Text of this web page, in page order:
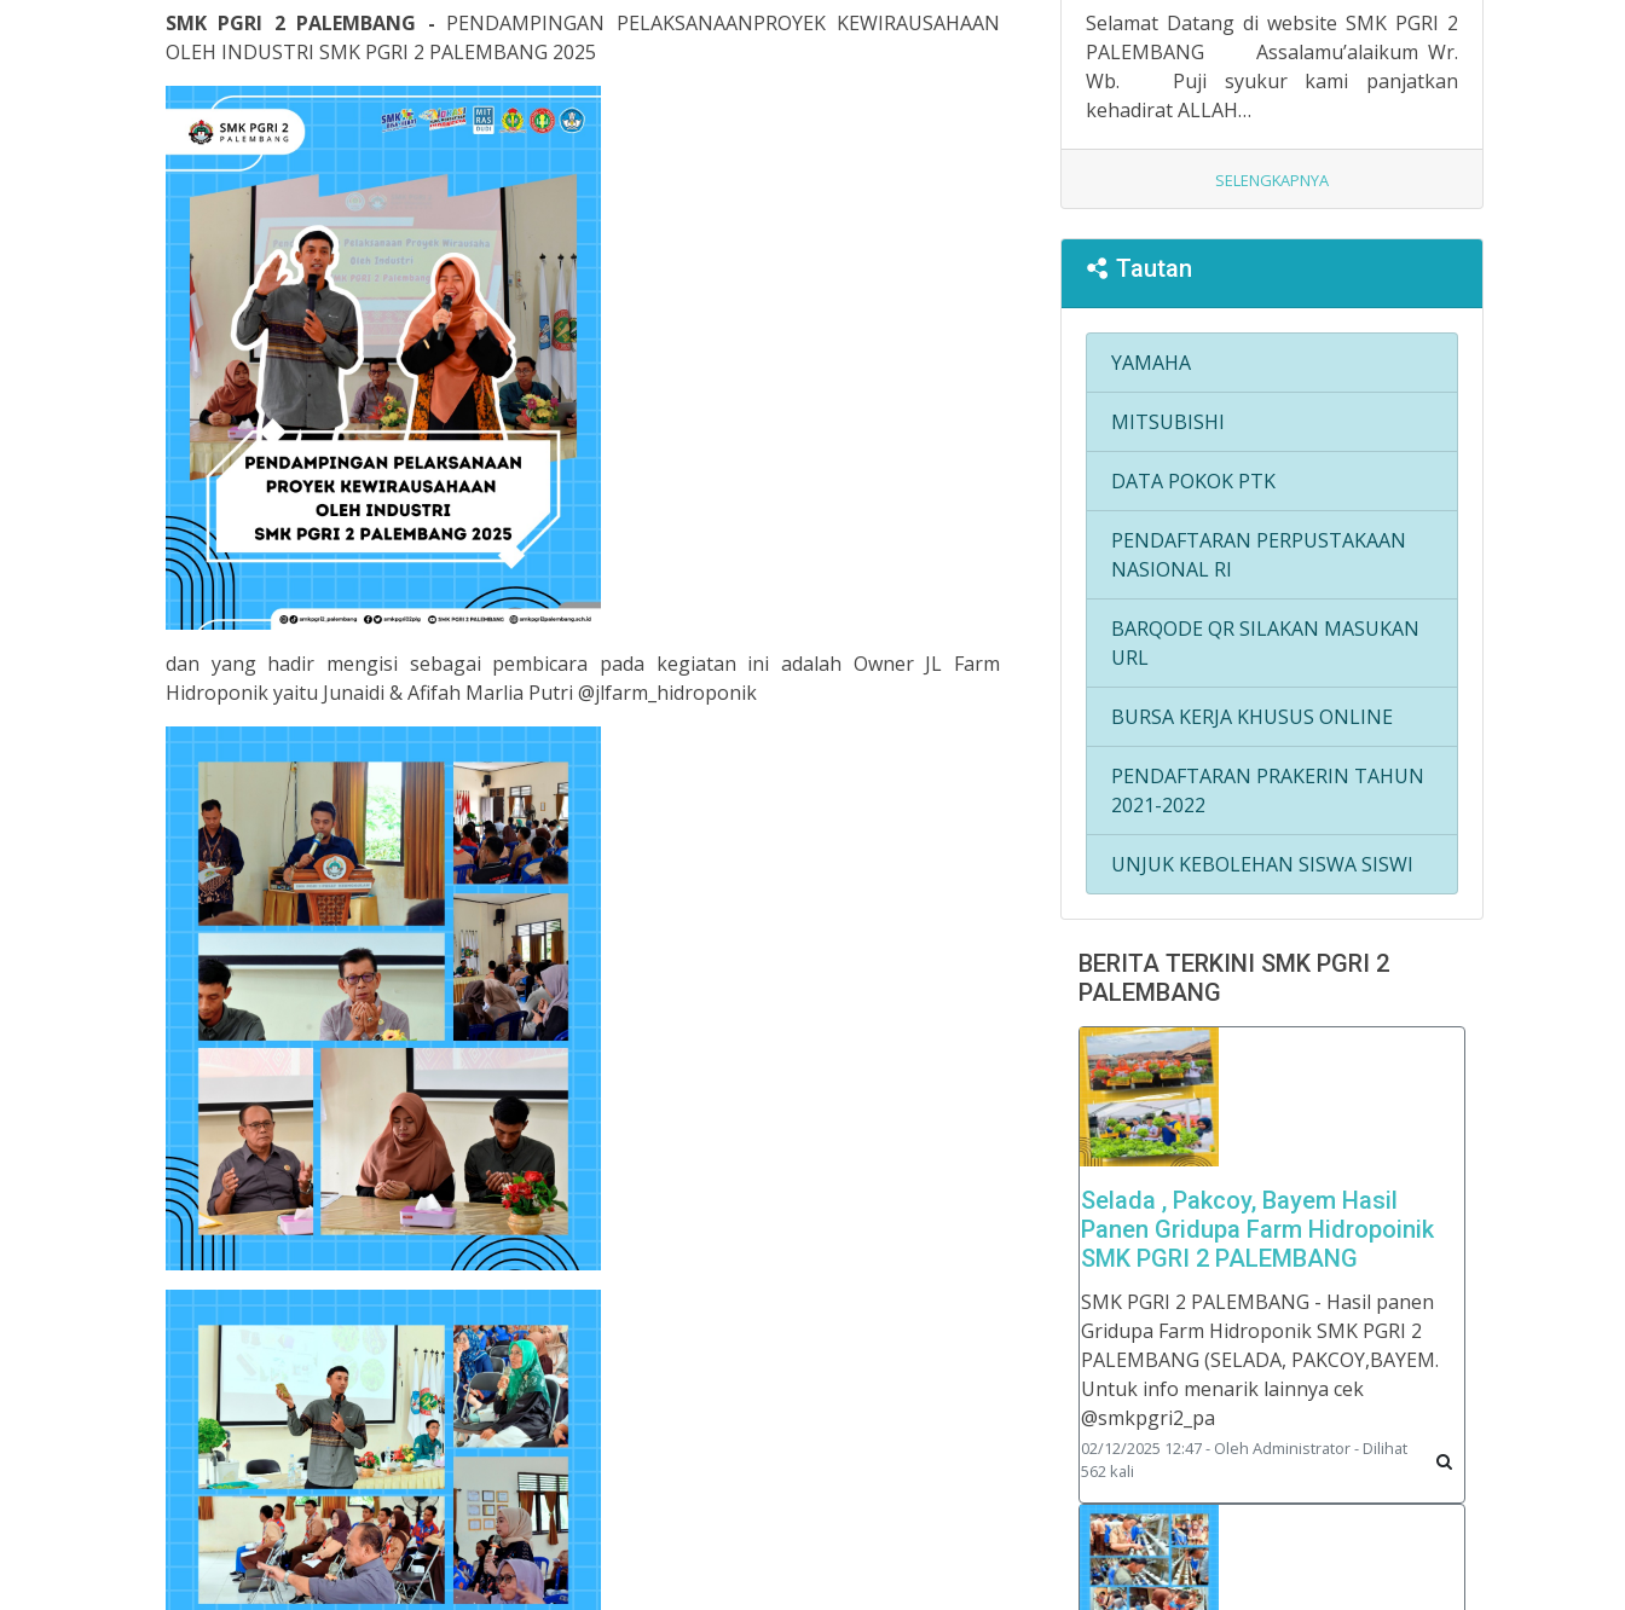
SMK PGRI 2 PALEMBANG - PENDAMPINGAN PELAKSANAANPROYEK KEWIRAUSAHAAN
OLEH INDUSTRI SMK PGRI 2 PALEMBANG 2025
dan yang hadir mengisi sebagai pembicara pada kegiatan ini adalah Owner JL Farm
Hidroponik yaitu Junaidi & Afifah Marlia Putri @jlfarm_hidroponik
Selamat Datang di website SMK PGRI 2
PALEMBANG Assalamu’alaikum Wr.
Wb. Puji syukur kami panjatkan
kehadirat ALLAH…
SELENGKAPNYA
Tautan
YAMAHA
MITSUBISHI
DATA POKOK PTK
PENDAFTARAN PERPUSTAKAAN
NASIONAL RI
BARQODE QR SILAKAN MASUKAN
URL
BURSA KERJA KHUSUS ONLINE
PENDAFTARAN PRAKERIN TAHUN
2021-2022
UNJUK KEBOLEHAN SISWA SISWI
BERITA TERKINI SMK PGRI 2
PALEMBANG
Selada , Pakcoy, Bayem Hasil
Panen Gridupa Farm Hidropoinik
SMK PGRI 2 PALEMBANG
SMK PGRI 2 PALEMBANG - Hasil panen
Gridupa Farm Hidroponik SMK PGRI 2
PALEMBANG (SELADA, PAKCOY,BAYEM.
Untuk info menarik lainnya cek
@smkpgri2_pa
02/12/2025 12:47 - Oleh Administrator - Dilihat
562 kali